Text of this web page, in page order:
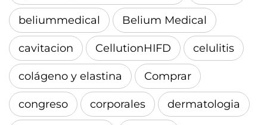
beliummedical Belium Medical
cavitacion CellutionHIFD celulitis
colágeno y elastina Comprar
congreso corporales dermatologia